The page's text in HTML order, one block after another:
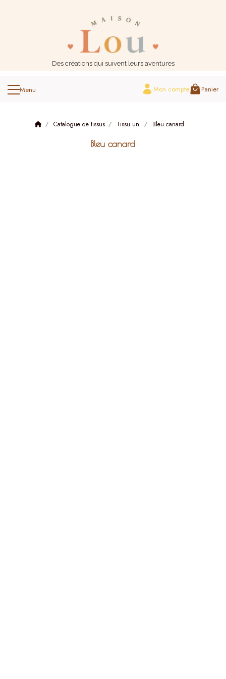
Des créations qui suivent leurs aventures
Mon compte Panier
Catalogue de tissus Tissu uni Bleu canard
Bleu canard